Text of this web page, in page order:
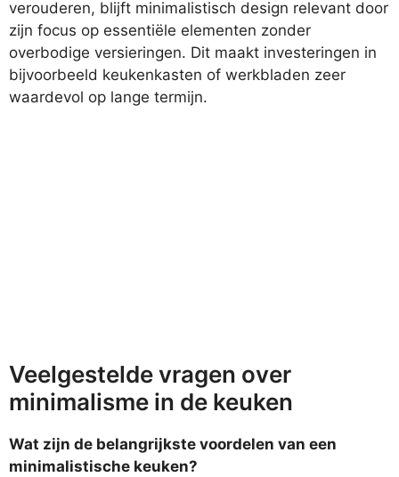
verouderen, blijft minimalistisch design relevant door
zijn focus op essentiële elementen zonder
overbodige versieringen. Dit maakt investeringen in
bijvoorbeeld keukenkasten of werkbladen zeer
waardevol op lange termijn.
Veelgestelde vragen over
minimalisme in de keuken
Wat zijn de belangrijkste voordelen van een
minimalistische keuken?